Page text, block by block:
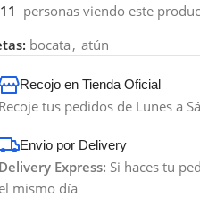
11 personas viendo este
bocata , atún
Recojo en Tienda Oficial
Recoje tus pedidos de Lunes a
Envio por Delivery
Delivery Express: Si haces tu
el mismo día